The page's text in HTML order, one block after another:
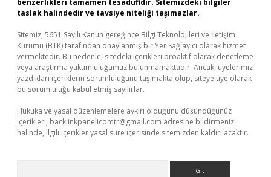
benzerlikleri tamamen tesadüfidir. Sitemizdeki bilgiler
taslak halindedir ve tavsiye niteliği taşımazlar.
Sitemiz, 5651 Sayılı Kanun gereğince Bilgi Teknolojileri ve İletişim
Kurumu (BTK) tarafından onaylanmış bir Yer Sağlayıcı olarak hizmet
vermektedir. Bu nedenle, sitedeki içerikleri proaktif olarak denetleme
veya araştırma yükümlülüğümüz bulunmamaktadır. Ancak, üyelerimiz
yazdıkları içeriklerin sorumluluğunu taşımakta olup, siteye üye olarak
bu sorumluluğu kabul etmiş sayılırlar.
Hukuka ve yasal düzenlemelere aykırı olduğunu düşündüğünüz
içerikleri, backlinkpanelicomtr@gmail.com adresine bildirmeniz
halinde, ilgili içerikler yasal süre içerisinde sitemizden kaldırılacaktır.